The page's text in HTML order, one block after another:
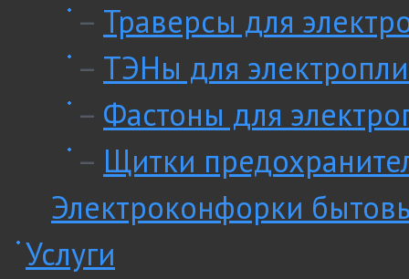
– Траверсы для
– ТЭНы для
– Фастоны для
– Щитки
Электроконфорки
Услуги